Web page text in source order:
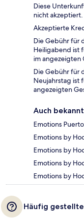
Diese
nicht akzeptiert.
Akzeptierte
Die Gebühr für
Heiligabend ist
im angezeigten
Die Gebühr für
Neujahrstag ist
angezeigten
Auch
Emotions
Emotions by
Emotions by
Emotions by
Emotions by
Häufig